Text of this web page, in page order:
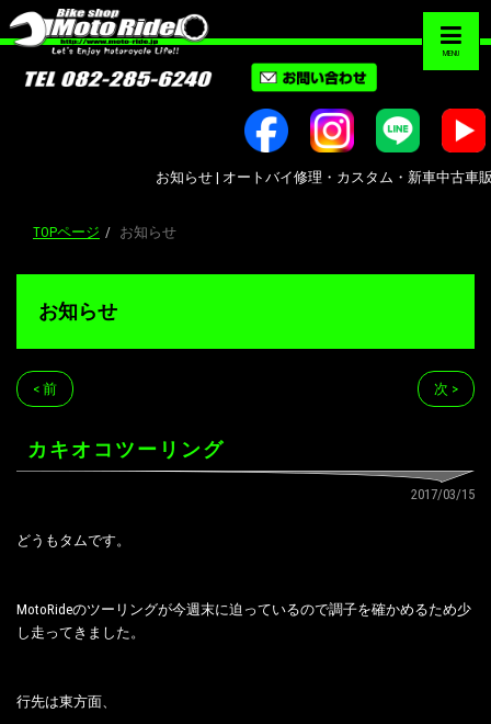
MENU
お知らせ | オートバイ修理・カスタム・新車中古車販売
TOPページ お知らせ
お知らせ
< 前 次 >
カキオコツーリング
2017/03/15
どうもタムです。
MotoRideのツーリングが今週末に迫っているので調子を確かめるため少
し走ってきました。
行先は東方面、